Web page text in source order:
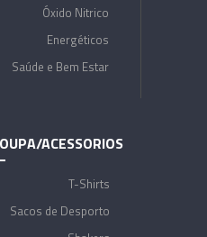
Óxido Nitrico
Energéticos
Saúde e Bem Estar
ACESSORIOS
T-Shirts
Sacos de Desporto